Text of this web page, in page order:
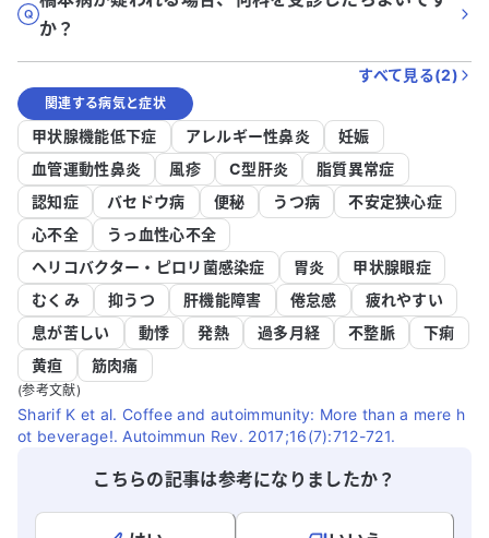
か？
すべて見る(2)
関連する病気と症状
甲状腺機能低下症 アレルギー性鼻炎
妊娠
血管運動性鼻炎
風疹 C型肝炎
脂質異常症
認知症
バセドウ病 便秘 うつ病
不安定狭心症
心不全
うっ血性心不全
ヘリコバクター・ピロリ菌感染症
胃炎
甲状腺眼症
むくみ
抑うつ 肝機能障害 倦怠感
疲れやすい
息が苦しい
動悸 発熱 過多月経 不整脈
下痢
黄疸
筋肉痛
(参考文献)
Sharif K et al. Coffee and autoimmunity: More than a mere h
ot beverage!. Autoimmun Rev. 2017;16(7):712-721.
こちらの記事は参考になりましたか？